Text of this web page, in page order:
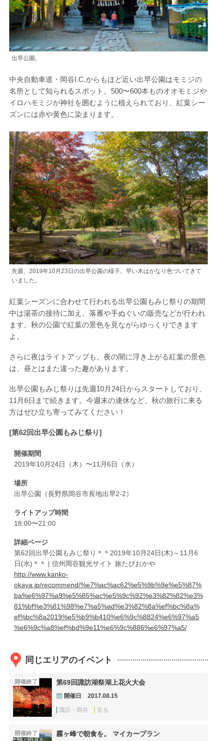
出早公園。
中央自動車道・岡谷I.C.からもほど近い出早公園はモミジの
名所として知られるスポット。500〜600本ものオオモミジや
イロハモミジが神社を囲むように植えられており、紅葉シー
ズンには赤や黄色に染まります。
先週、2019年10月23日の出早公園の様子。早い木はかなり色づいてきて
いました。
紅葉シーズンに合わせて行われる出早公園もみじ祭りの期間
中は湯茶の接待に加え、落雁や手ぬぐいの販売などが行われ
ます。秋の公園で紅葉の景色を見ながらゆっくりできます
よ。
さらに夜はライトアップも。夜の闇に浮き上がる紅葉の景色
は、昼とはまた違った趣があります。
出早公園もみじ祭りは先週10月24日からスタートしており、
11月6日まで続きます。今週末の連休など、秋の旅行に来る
方はぜひ立ち寄ってみてください！
[第62回出早公園もみじ祭り]
開催期間
2019年10月24日（木）〜11月6日（水）
場所
出早公園（長野県岡谷市長地出早2-2）
ライトアップ時間
18:00〜21:00
詳細ページ
第62回出早公園もみじ祭り＊＊2019年10月24日(木)～11月6
日(水)＊＊ | 信州岡谷観光サイト 旅たびおかや
http://www.kanko-
okaya.jp/recommend/%e7%ac%ac62%e5%9b%9e%e5%87%
ba%e6%97%a9%e5%85%ac%e5%9c%92%e3%82%82%e3%
81%bf%e3%81%98%e7%a5%ad%e3%82%8a%ef%bc%8a%
ef%bc%8a2019%e5%b9%b410%e6%9c%8824%e6%97%a5
%e6%9c%a8%ef%bd%9e11%e6%9c%886%e6%97%a5/
同じエリアのイベント
開催終了 第69回諏訪湖祭湖上花火大会
開催日 2017.08.15
諏訪・岡谷 見る
開催終了 霧ヶ峰で朝食を。 マイカープラン